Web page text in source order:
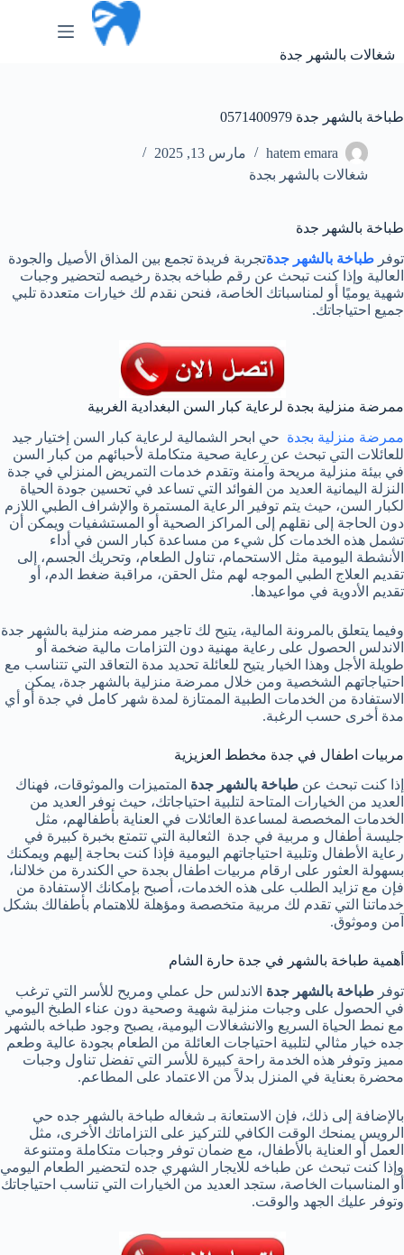
شغالات بالشهر جدة
طباخة بالشهر جدة 0571400979
hatem emara
مارس 13, 2025
شغالات بالشهر بجدة
طباخة بالشهر جدة
توفر طباخة بالشهر جدةتجربة فريدة تجمع بين المذاق الأصيل والجودة
العالية وإذا كنت تبحث عن رقم طباخه بجدة رخيصه لتحضير وجبات
شهية يوميًا أو لمناسباتك الخاصة، فنحن نقدم لك خيارات متعددة تلبي
جميع احتياجاتك.
ممرضة منزلية بجدة لرعاية كبار السن البغدادية الغربية
ممرضة منزلية بجدة حي ابحر الشمالية لرعاية كبار السن إختيار جيد
للعائلات التي تبحث عن رعاية صحية متكاملة لأحبائهم من كبار السن
في بيئة منزلية مريحة وآمنة وتقدم خدمات التمريض المنزلي في جدة
النزلة اليمانية العديد من الفوائد التي تساعد في تحسين جودة الحياة
لكبار السن، حيث يتم توفير الرعاية المستمرة والإشراف الطبي اللازم
دون الحاجة إلى نقلهم إلى المراكز الصحية أو المستشفيات ويمكن أن
تشمل هذه الخدمات كل شيء من مساعدة كبار السن في أداء
الأنشطة اليومية مثل الاستحمام، تناول الطعام، وتحريك الجسم، إلى
تقديم العلاج الطبي الموجه لهم مثل الحقن، مراقبة ضغط الدم، أو
تقديم الأدوية في مواعيدها.
وفيما يتعلق بالمرونة المالية، يتيح لك تاجير ممرضه منزلية بالشهر جدة
الاندلس الحصول على رعاية مهنية دون التزامات مالية ضخمة أو
طويلة الأجل وهذا الخيار يتيح للعائلة تحديد مدة التعاقد التي تتناسب مع
احتياجاتهم الشخصية ومن خلال ممرضة منزلية بالشهر جدة، يمكن
الاستفادة من الخدمات الطبية الممتازة لمدة شهر كامل في جدة أو أي
مدة أخرى حسب الرغبة.
مربيات اطفال في جدة مخطط العزيزية
إذا كنت تبحث عن طباخة بالشهر جدة المتميزات والموثوقات، فهناك
العديد من الخيارات المتاحة لتلبية احتياجاتك، حيث نوفر العديد من
الخدمات المخصصة لمساعدة العائلات في العناية بأطفالهم، مثل
جليسة أطفال و مربية في جدة الثعالبة التي تتمتع بخبرة كبيرة في
رعاية الأطفال وتلبية احتياجاتهم اليومية فإذا كنت بحاجة إليهم ويمكنك
بسهولة العثور على ارقام مربيات اطفال بجدة حي الكندرة من خلالنا،
فإن مع تزايد الطلب على هذه الخدمات، أصبح بإمكانك الاستفادة من
خدماتنا التي تقدم لك مربية متخصصة ومؤهلة للاهتمام بأطفالك بشكل
آمن وموثوق.
أهمية طباخة بالشهر في جدة حارة الشام
توفر طباخة بالشهر جدة الاندلس حل عملي ومريح للأسر التي ترغب
في الحصول على وجبات منزلية شهية وصحية دون عناء الطبخ اليومي
مع نمط الحياة السريع والانشغالات اليومية، يصبح وجود طباخه بالشهر
جده خيار مثالي لتلبية احتياجات العائلة من الطعام بجودة عالية وطعم
مميز وتوفر هذه الخدمة راحة كبيرة للأسر التي تفضل تناول وجبات
محضرة بعناية في المنزل بدلاً من الاعتماد على المطاعم.
بالإضافة إلى ذلك، فإن الاستعانة بـ شغاله طباخة بالشهر جده حي
الرويس يمنحك الوقت الكافي للتركيز على التزاماتك الأخرى، مثل
العمل أو العناية بالأطفال، مع ضمان توفر وجبات متكاملة ومتنوعة
وإذا كنت تبحث عن طباخه للايجار الشهري جده لتحضير الطعام اليومي
أو المناسبات الخاصة، ستجد العديد من الخيارات التي تناسب احتياجاتك
وتوفر عليك الجهد والوقت.